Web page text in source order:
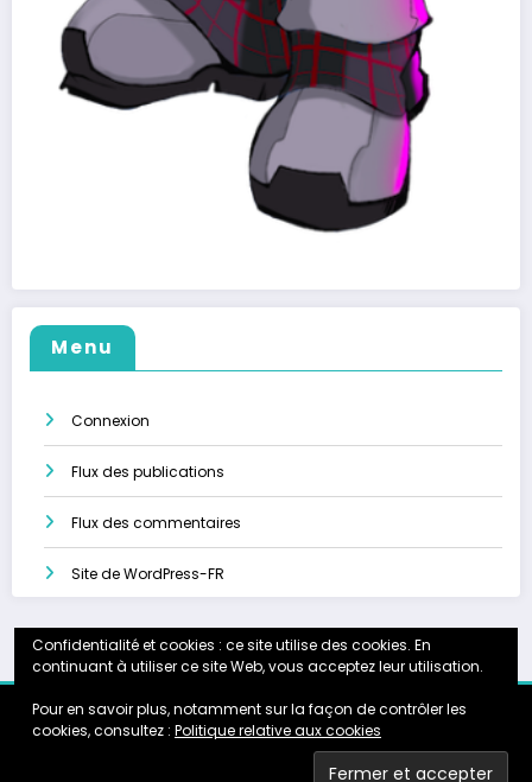
Menu
Connexion
Flux des publications
Flux des commentaires
Site de WordPress-FR
Accueil Calendrier Instagram Galerie
Partenariats
About
- Newscrunch - Magazine & Blog WordPress Thème
Confidentialité et cookies : ce site utilise des cookies. En
continuant à utiliser ce site Web, vous acceptez leur utilisation.
Pour en savoir plus, notamment sur la façon de contrôler les
cookies, consultez : Politique relative aux cookies